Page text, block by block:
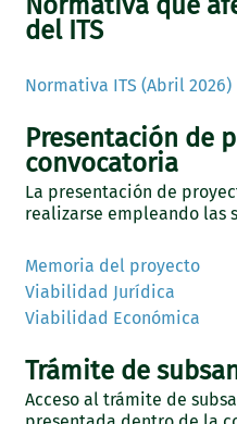
del ITS
Normativa ITS (Abril 2026)
Presentación de
convocatoria
La presentación de
realizarse empleando las
Memoria del proyecto
Viabilidad Jurídica
Viabilidad Económica
Trámite de
Acceso al trámite de